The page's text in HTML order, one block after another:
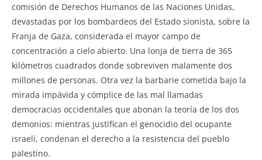
comisión de Derechos Humanos de las Naciones Unidas,
devastadas por los bombardeos del Estado sionista, sobre la
Franja de Gaza, considerada el mayor campo de
concentración a cielo abierto. Una lonja de tierra de 365
kilómetros cuadrados donde sobreviven malamente dos
millones de personas. Otra vez la barbarie cometida bajo la
mirada impávida y cómplice de las mal llamadas
democracias occidentales que abonan la teoría de los dos
demonios: mientras justifican el genocidio del ocupante
israelí, condenan el derecho a la resistencia del pueblo
palestino.